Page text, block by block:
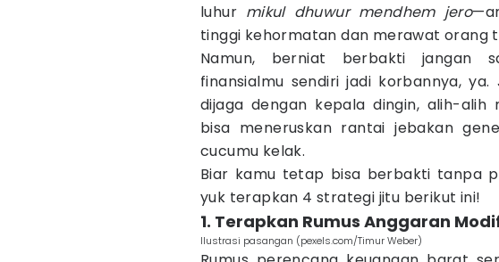
luhur mikul dhuwur mendhem jero
tinggi kehormatan dan merawat orang
Namun, berniat berbakti jangan
finansialmu sendiri jadi korbannya,
dijaga dengan kepala dingin, alih-alih
bisa meneruskan rantai jebakan
cucumu kelak.
Biar kamu tetap bisa berbakti tanpa
yuk terapkan 4 strategi jitu berikut ini!
1. Terapkan Rumus Anggaran
Ilustrasi pasangan (pexels.com/Timur Weber)